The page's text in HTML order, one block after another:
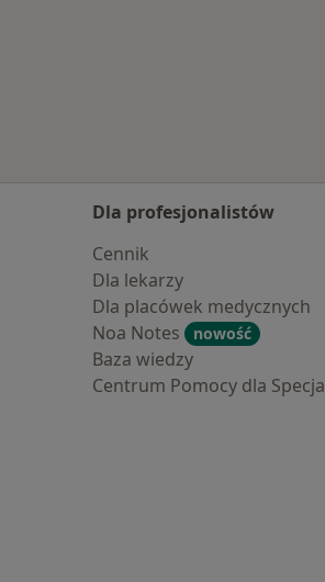
Dla profesjonalistów
Cennik
Dla lekarzy
Dla placówek medycznych
Noa Notes
nowość
Baza wiedzy
Centrum Pomocy dla